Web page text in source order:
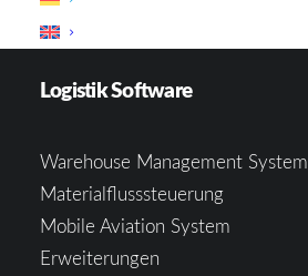
Logistik Software
Warehouse Management System
Materialflusssteuerung
Mobile Aviation System
Erweiterungen